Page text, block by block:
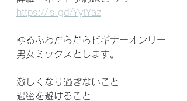
https://is.gd/YytYaz
ゆるふわだらだらビギナーオンリー
男女ミックスとします。
激しくなり過ぎないこと
過密を避けること